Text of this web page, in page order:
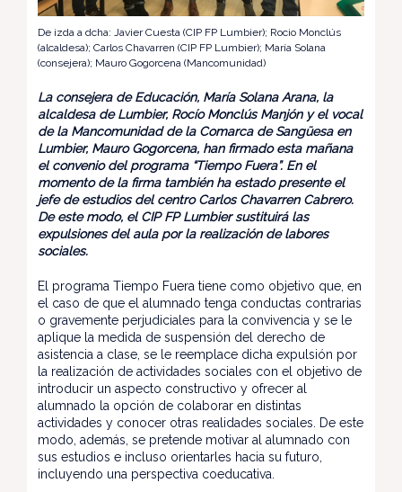
De izda a dcha: Javier Cuesta (CIP FP Lumbier); Rocio Monclús
(alcaldesa); Carlos Chavarren (CIP FP Lumbier); María Solana
(consejera); Mauro Gogorcena (Mancomunidad)
La consejera de Educación, María Solana Arana, la
alcaldesa de Lumbier, Rocío Monclús Manjón y el vocal
de la Mancomunidad de la Comarca de Sangüesa en
Lumbier, Mauro Gogorcena, han firmado esta mañana
el convenio del programa “Tiempo Fuera”. En el
momento de la firma también ha estado presente el
jefe de estudios del centro Carlos Chavarren Cabrero.
De este modo, el CIP FP Lumbier sustituirá las
expulsiones del aula por la realización de labores
sociales.
El programa Tiempo Fuera tiene como objetivo que, en
el caso de que el alumnado tenga conductas contrarias
o gravemente perjudiciales para la convivencia y se le
aplique la medida de suspensión del derecho de
asistencia a clase, se le reemplace dicha expulsión por
la realización de actividades sociales con el objetivo de
introducir un aspecto constructivo y ofrecer al
alumnado la opción de colaborar en distintas
actividades y conocer otras realidades sociales. De este
modo, además, se pretende motivar al alumnado con
sus estudios e incluso orientarles hacia su futuro,
incluyendo una perspectiva coeducativa.